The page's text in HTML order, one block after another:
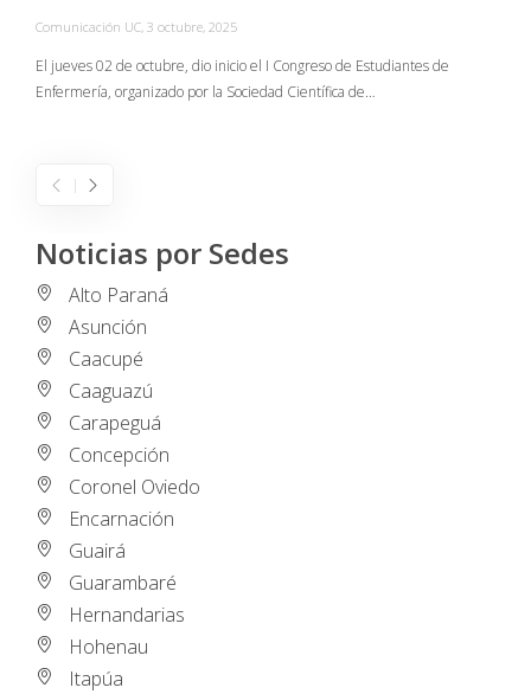
Comunicación UC, 3 octubre, 2025
El jueves 02 de octubre, dio inicio el I Congreso de Estudiantes de
Enfermería, organizado por la Sociedad Científica de…
Noticias por Sedes
Alto Paraná
Asunción
Caacupé
Caaguazú
Carapeguá
Concepción
Coronel Oviedo
Encarnación
Guairá
Guarambaré
Hernandarias
Hohenau
Itapúa